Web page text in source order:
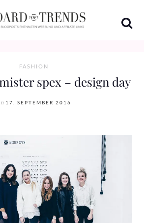
FASHION
spex – design day
17. SEPTEMBER 2016